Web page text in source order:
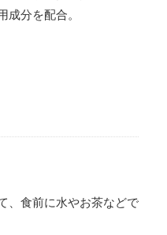
成分を配合。
、食前に水やお茶などで